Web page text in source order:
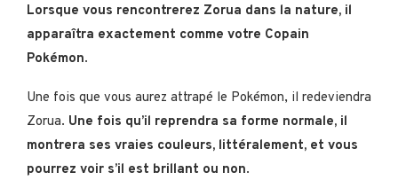
Lorsque vous rencontrerez Zorua dans la nature, il
apparaîtra exactement comme votre Copain
Pokémon.
Une fois que vous aurez attrapé le Pokémon, il redeviendra
Zorua. Une fois qu’il reprendra sa forme normale, il
montrera ses vraies couleurs, littéralement, et vous
pourrez voir s’il est brillant ou non.